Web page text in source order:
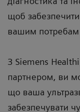
щоб
вашим потребам
З Siemens
партнером, ви
що ваша
забезпечувати